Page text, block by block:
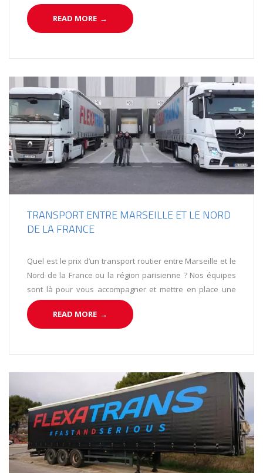
READ MORE →
TRANSPORT ENTRE MARSEILLE ET LE NORD
DE LA FRANCE
Quel est le prix d’un transport routier entre Marseille et le
Nord de la France ou la région parisienne ? Nos équipes
sont là pour vous accompagner et mettre en place une
solution transport adaptée.
READ MORE →